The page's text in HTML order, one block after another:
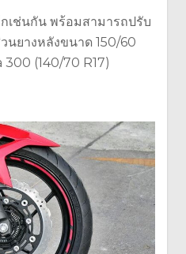
เช่นกัน พร้อมสามารถปรับ
นยางหลังขนาด 150/60
300 (140/70 R17)